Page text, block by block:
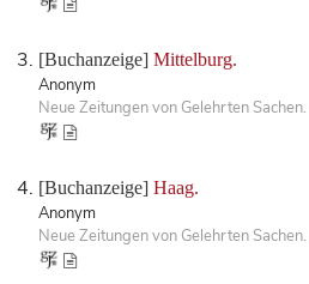
[Buchanzeige] Mittelburg.
Anonym
Neue Zeitungen von Gelehrten
[Buchanzeige] Haag.
Anonym
Neue Zeitungen von Gelehrten